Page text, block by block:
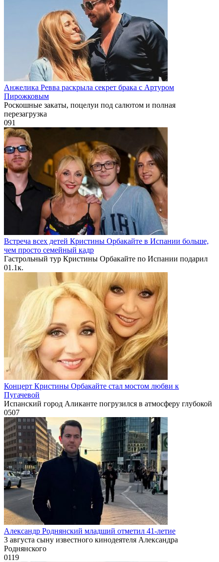
Анжелика Ревва раскрыла секрет брака с Артуром
Пирожковым
Роскошные закаты, поцелуи под салютом и полная
перезагрузка
091
Встреча всех детей Кристины Орбакайте в Испании больше,
чем просто семейный кадр
Гастрольный тур Кристины Орбакайте по Испании подарил
01.1к.
Концерт Кристины Орбакайте стал мостом любви к
Пугачевой
Испанский город Аликанте погрузился в атмосферу глубокой
0507
Александр Роднянский младший отметил 41-летие
3 августа сыну известного кинодеятеля Александра
Роднянского
0119